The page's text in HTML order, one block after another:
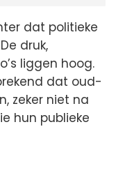
dat politieke
druk,
liggen hoog.
dat oud-
zeker niet na
hun publieke